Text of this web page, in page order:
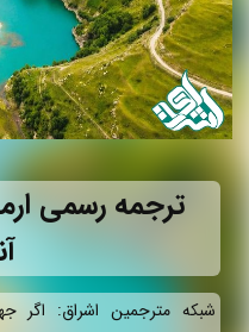
ترجمه رسمی
شبکه مترجمین اشراق: اگر